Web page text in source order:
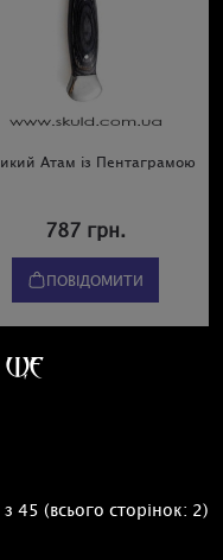
Атам із Пентаграмою
787 грн.
ПОВІДОМИТИ
ЩЕ
45 (всього сторінок: 2)